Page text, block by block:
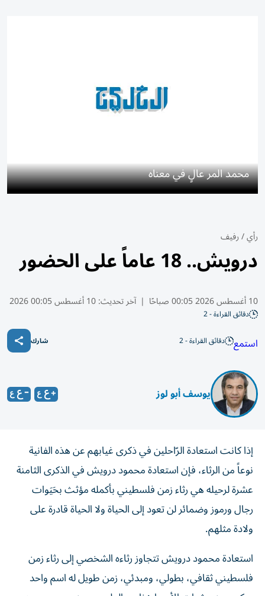
محمد المر عالٍ في معناه
رأي/رفيف
درويش.. 18 عاماً على الحضور
10 أغسطس 2026 00:05 صباحًا | آخر تحديث:10 أغسطس 00:05 2026
دقائق القراءة - 2
استمع دقائق القراءة - 2 شارك
يوسف أبو لوز
إذا كانت استعادة الرّاحلين في ذكرى غيابهم عن هذه الفانية
نوعاً من الرثاء، فإن استعادة محمود درويش في الذكرى الثامنة
عشرة لرحيله هي رثاء زمن فلسطيني بأكمله مؤثث بحَيَوات
رجال ورموز وضمائر لن تعود إلى الحياة ولا الحياة قادرة على
ولادة مثلهم.
استعادة محمود درويش تتجاوز رثاءه الشخصي إلى رثاء زمن
فلسطيني ثقافي، بطولي، ومبدئي، زمن طويل له اسم واحد